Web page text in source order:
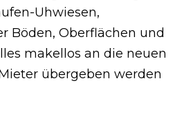
Uhwiesen,
Böden, Oberflächen und
makellos an die neuen
übergeben werden